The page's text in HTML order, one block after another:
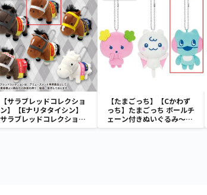
【サラブレッドコレクショ
ン】【Eナリタタイシン】
サラブレッドコレクション
マスコットBC3
【たまごっち】【Cかわず
っち】たまごっち ボールチ
ェーン付きぬいぐるみ～
Tamagotchi Paradise～